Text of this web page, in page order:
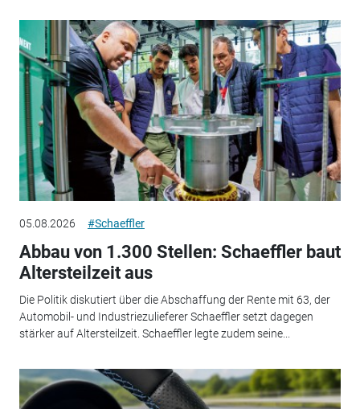
05.08.2026 #Schaeffler
Abbau von 1.300 Stellen: Schaeffler baut
Altersteilzeit aus
Die Politik diskutiert über die Abschaffung der Rente mit 63, der
Automobil- und Industriezulieferer Schaeffler setzt dagegen
stärker auf Altersteilzeit. Schaeffler legte zudem seine...